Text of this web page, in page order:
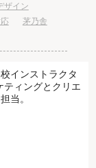
ザイン
茅乃舎
インストラクタ
ティングとクリエ
当。